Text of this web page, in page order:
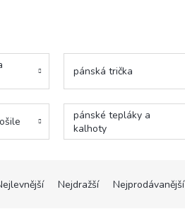
pánská trička
pánské tepláky a
kalhoty
Nejdražší Nejprodávanější